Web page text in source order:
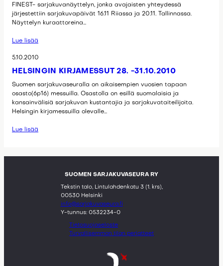
FINEST- sarjakuvanäyttelyn, jonka avajaisten yhteydessä
järjestettiin sarjakuvapäivät 16.11 Riiassa ja 20.11. Tallinnassa.
Näyttelyn kuraattoreina…
Lue lisää
5.10.2010
HELSINGIN KIRJAMESSUT 28. -31.10.2010
Suomen sarjakuvaseuralla on aikaisempien vuosien tapaan
osasto(6p16) messuilla. Osastolla on esillä suomalaisia ja
kansainvälisiä sarjakuvan kustantajia ja sarjakuvataiteilijoita.
Helsingin kirjamessuilla olevalle…
Lue lisää
SUOMEN SARJAKUVASEURA RY
Tekstin talo, Lintulahdenkatu 3 (1. krs),
00530 Helsinki
info@sarjakuvaseura.fi
Y-tunnus: 0532234-0
Tietosuojaseloste
Turvallisemman tilan periatteet